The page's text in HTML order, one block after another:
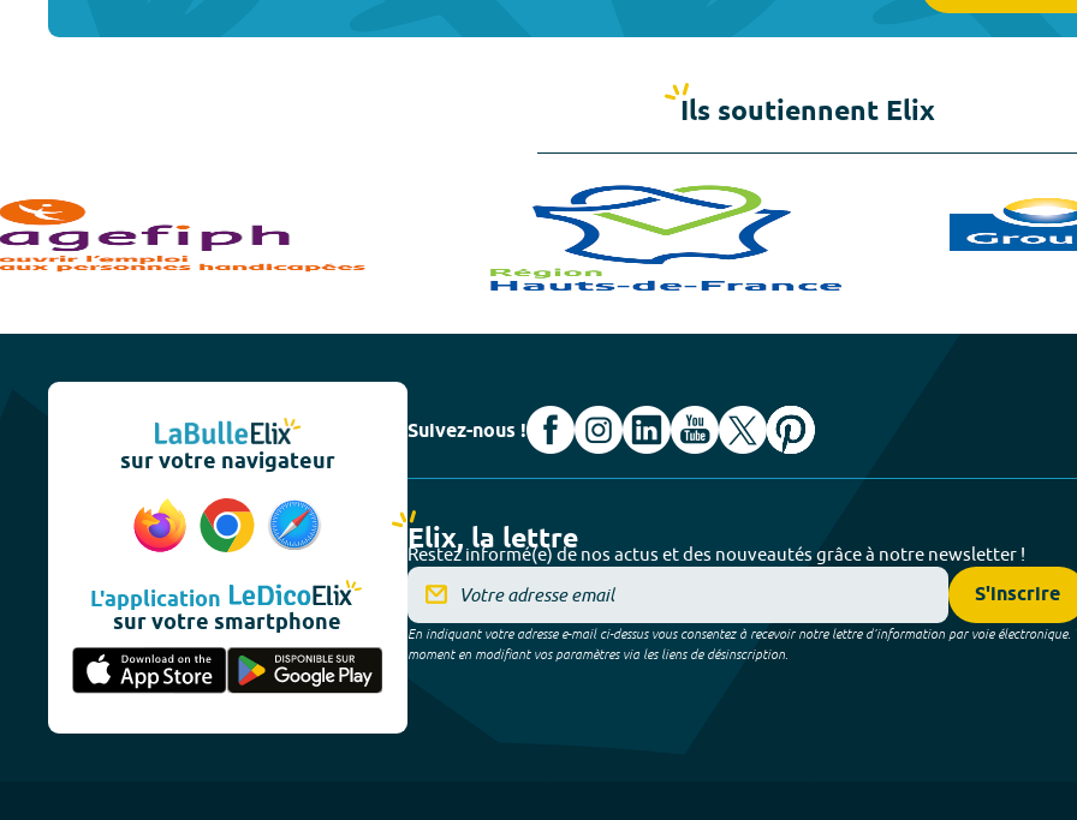
Ils soutiennent Elix
sur votre navigateur
L'application
sur votre smartphone
Suivez-nous !
Elix, la lettre
Restez informé(e) de nos actus et des nouveautés grâce à notre newsletter !
S'inscrire
En indiquant votre adresse e-mail ci-dessus vous consentez à recevoir notre lettre d’information par voie électronique.
moment en modifiant vos paramètres via les liens de désinscription.